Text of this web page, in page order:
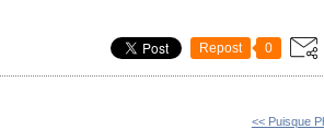
Repost 0
<< Puisque